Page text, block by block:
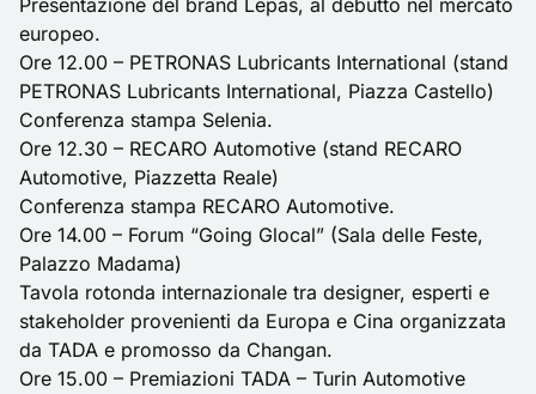
Presentazione del brand Lepas, al debutto nel mercato
europeo.
Ore 12.00 – PETRONAS Lubricants International (stand
PETRONAS Lubricants International, Piazza Castello)
Conferenza stampa Selenia.
Ore 12.30 – RECARO Automotive (stand RECARO
Automotive, Piazzetta Reale)
Conferenza stampa RECARO Automotive.
Ore 14.00 – Forum “Going Glocal” (Sala delle Feste,
Palazzo Madama)
Tavola rotonda internazionale tra designer, esperti e
stakeholder provenienti da Europa e Cina organizzata
da TADA e promosso da Changan.
Ore 15.00 – Premiazioni TADA – Turin Automotive